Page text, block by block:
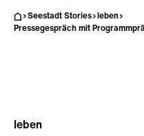
Seestadt Stories
leben
Pressegespräch mit
leben